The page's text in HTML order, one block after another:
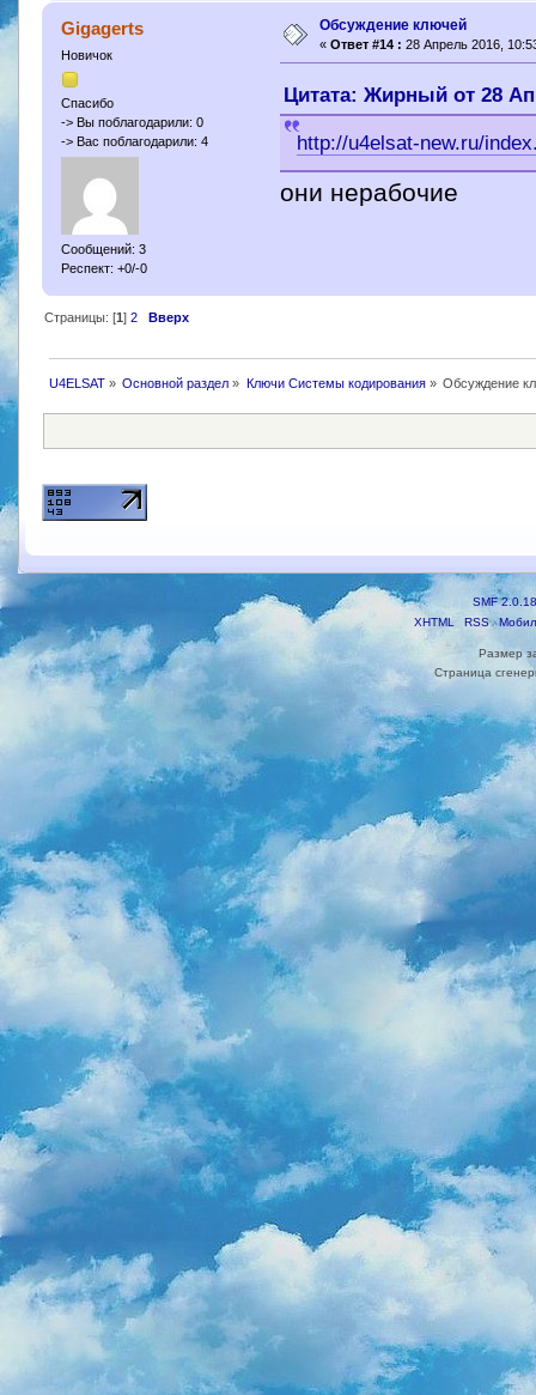
Gigagerts
Новичок
Спасибо
-> Вы поблагодарили: 0
-> Вас поблагодарили: 4
Сообщений: 3
Респект: +0/-0
Обсуждение ключей
« Ответ #14 : 28 Апрель 2016,
Цитата: Жирный от 28
http://u4elsat-new.ru/
они нерабочие
Страницы: [1] 2 Вверх
U4ELSAT» Основной раздел » Ключи Системы кодирования» Обсуждение
SMF 2.0.18
XHTML
RSS
Размер
Страница